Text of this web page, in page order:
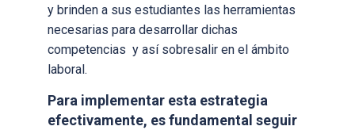
y brinden a sus estudiantes las herramientas
necesarias para desarrollar dichas
competencias y así sobresalir en el ámbito
laboral.
Para implementar esta estrategia
efectivamente, es fundamental seguir